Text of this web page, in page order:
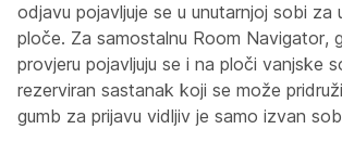
odjavu pojavljuje se u unutarnjoj sobi za
ploče. Za samostalnu Room Navigator,
provjeru pojavljuju se i na ploči vanjske
rezerviran sastanak koji se može
gumb za prijavu vidljiv je samo izvan